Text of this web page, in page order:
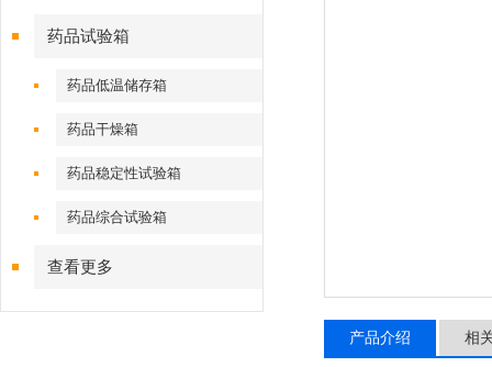
药品试验箱
药品低温储存箱
药品干燥箱
药品稳定性试验箱
药品综合试验箱
查看更多
产品介绍 相